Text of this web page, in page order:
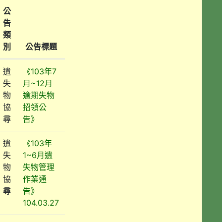
公
告
類
別
公告標題
遺
失
物
協
尋
《103年7
月~12月
逾期失物
招領公
告》
遺
失
物
協
尋
《103年
1~6月遺
失物管理
作業通
告》
104.03.27